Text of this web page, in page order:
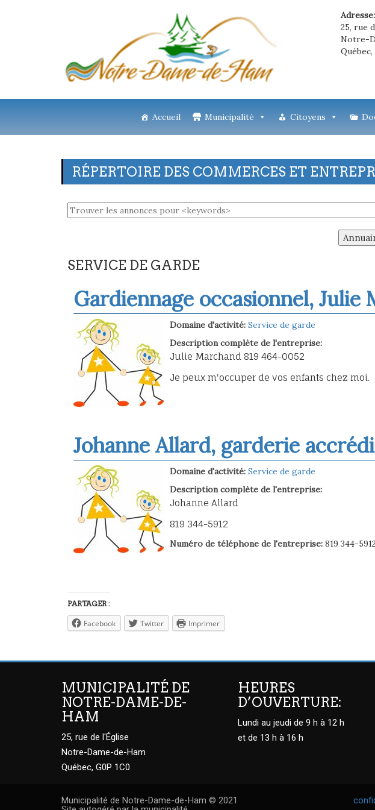
Adresse:
25, rue
Notre-
Québec,
Accueil Municipalité Citoyens
RÉPERTOIRE DES COMMERCES ET
SERVICE DE GARDE
Gardiennage occasionnel, Julie
Domaine d'activité: Service de garde
Description complète de l'entreprise:
Julie Marchand 819 464-0052
Je peux m'occuper de vos enfants chez moi.
Johanne Allard, garderie
Domaine d'activité: Service de garde
Description complète de l'entreprise:
Johanne Allard
819 344-5912
Numéro de téléphone de l'entreprise: 819 344-
PARTAGER :
Facebook Twitter Imprimer
MUNICIPALITÉ DE
NOTRE-DAME-DE-
HAM
25, rue de l'Église
Notre-Dame-de-Ham
Québec, G0P 1C0
HEURES
D’OUVERTURE:
Lundi au jeudi de 9 h à 12 h
et de 13 h à 16 h
Municipalité de Notre-Dame-de-Ham © 2021